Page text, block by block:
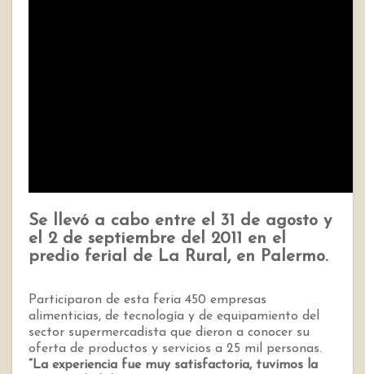
Se llevó a cabo entre el 31 de agosto y
el 2 de septiembre del 2011 en el
predio ferial de La Rural, en Palermo.
Participaron de esta feria 450 empresas
alimenticias, de tecnología y de equipamiento del
sector supermercadista que dieron a conocer su
oferta de productos y servicios a 25 mil personas.
“La experiencia fue muy satisfactoria, tuvimos la